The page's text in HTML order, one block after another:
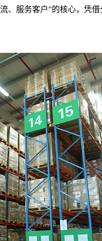
、服务客户”的核心，凭